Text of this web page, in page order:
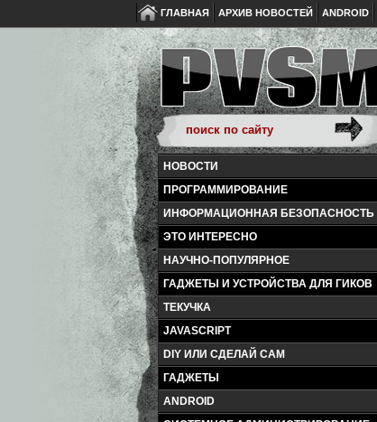
ГЛАВНАЯ АРХИВ НОВОСТЕЙ ANDROID
НОВОСТИ
ПРОГРАММИРОВАНИЕ
ИНФОРМАЦИОННАЯ БЕЗОПАСНОСТЬ
ЭТО ИНТЕРЕСНО
НАУЧНО-ПОПУЛЯРНОЕ
ГАДЖЕТЫ И УСТРОЙСТВА ДЛЯ ГИКОВ
ТЕКУЧКА
JAVASCRIPT
DIY ИЛИ СДЕЛАЙ САМ
ГАДЖЕТЫ
ANDROID